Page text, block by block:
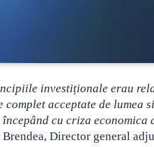
investiționale erau
acceptate de lumea
cu criza
Director general